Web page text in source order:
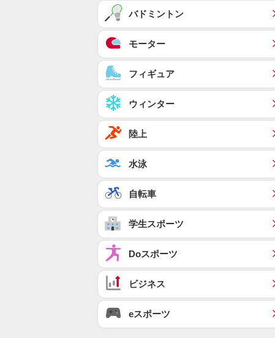
バドミントン
モーター
フィギュア
ウィンター
陸上
水泳
自転車
学生スポーツ
Doスポーツ
ビジネス
eスポーツ